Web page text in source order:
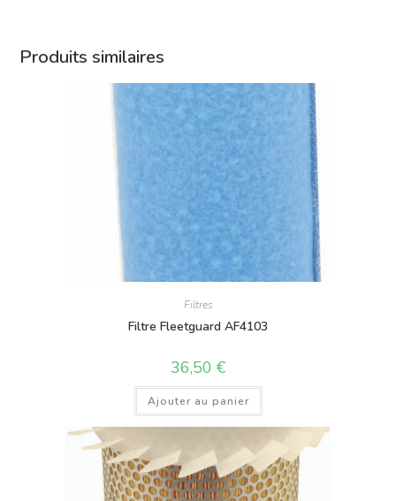
Produits similaires
Filtres
Filtre Fleetguard AF4103
36,50 €
Ajouter au panier